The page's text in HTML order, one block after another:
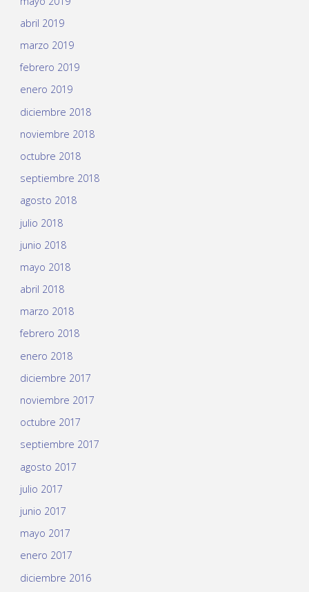
abril 2019
marzo 2019
febrero 2019
enero 2019
diciembre 2018
noviembre 2018
octubre 2018
septiembre 2018
agosto 2018
julio 2018
junio 2018
mayo 2018
abril 2018
marzo 2018
febrero 2018
enero 2018
diciembre 2017
noviembre 2017
octubre 2017
septiembre 2017
agosto 2017
julio 2017
junio 2017
mayo 2017
enero 2017
diciembre 2016